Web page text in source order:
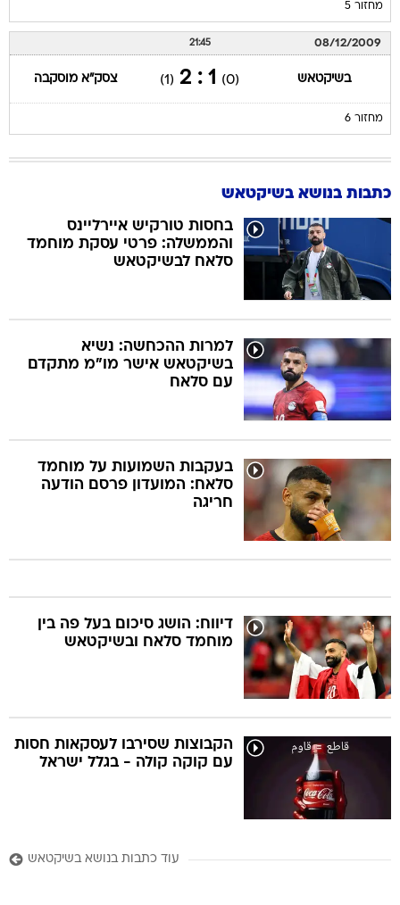
מחזור 5
08/12/2009
21:45
בשיקטאש (0)
1 : 2
(1) צסק"א מוסקבה
מחזור 6
כתבות בנושא בשיקטאש
בחסות טורקיש איירליינס
והממשלה: פרטי עסקת מוחמד
סלאח לבשיקטאש
למרות ההכחשה: נשיא
בשיקטאש אישר מו"מ מתקדם
עם סלאח
בעקבות השמועות על מוחמד
סלאח: המועדון פרסם הודעה
חריגה
דיווח: הושג סיכום בעל פה בין
מוחמד סלאח ובשיקטאש
הקבוצות שסירבו לעסקאות חסות
עם קוקה קולה - בגלל ישראל
עוד כתבות בנושא בשיקטאש